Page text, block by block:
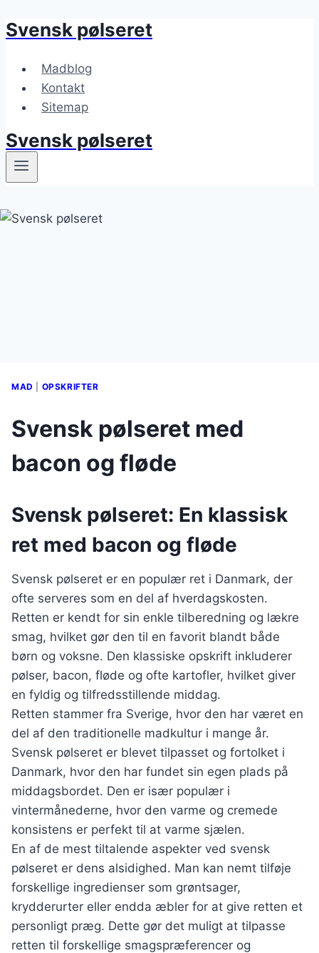
Fortsæt
indhold
Svensk pølseret
Madblog
Kontakt
Sitemap
Svensk pølseret
MAD OPSKRIFTER
Svensk pølseret med
bacon og fløde
Svensk pølseret: En klassisk
ret med bacon og fløde
Svensk pølseret er en populær ret i Danmark, der
ofte serveres som en del af hverdagskosten.
Retten er kendt for sin enkle tilberedning og lækre
smag, hvilket gør den til en favorit blandt både
børn og voksne. Den klassiske opskrift inkluderer
pølser, bacon, fløde og ofte kartofler, hvilket giver
en fyldig og tilfredsstillende middag.
Retten stammer fra Sverige, hvor den har været en
del af den traditionelle madkultur i mange år.
Svensk pølseret er blevet tilpasset og fortolket i
Danmark, hvor den har fundet sin egen plads på
middagsbordet. Den er især populær i
vintermånederne, hvor den varme og cremede
konsistens er perfekt til at varme sjælen.
En af de mest tiltalende aspekter ved svensk
pølseret er dens alsidighed. Man kan nemt tilføje
forskellige ingredienser som grøntsager,
krydderurter eller endda æbler for at give retten et
personligt præg. Dette gør det muligt at tilpasse
retten til forskellige smagspræferencer og